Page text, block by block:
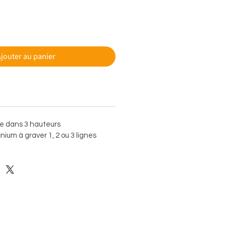
au panier
dans 3 hauteurs
à graver 1, 2 ou 3 lignes